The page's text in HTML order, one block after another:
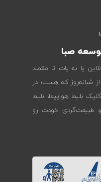
صبا
پا به پات تا مقصد
شبانه‌روز که هست؛ در
بلیط هواپیما، بلیط
و طبیعت‌گردی خودت رو